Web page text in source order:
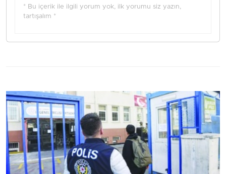
* Bu içerik ile ilgili yorum yok, ilk yorumu siz yazın,
tartışalım *